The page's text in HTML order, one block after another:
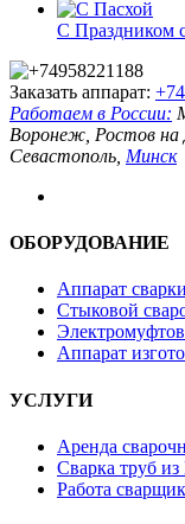
С Праздником
Заказать аппарат:
Работаем в России:
Воронеж, Ростов на
Севастополь, Минск
ОБОРУДОВАНИЕ
Аппарат
Стыковой
Аппарат
УСЛУГИ
Аренда
Сварка труб
Работа